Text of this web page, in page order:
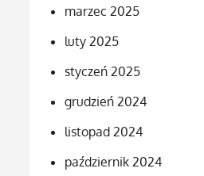
marzec 2025
luty 2025
styczeń 2025
grudzień 2024
listopad 2024
październik 2024